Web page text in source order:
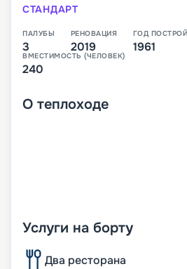
СТАНДАРТ
ПАЛУБЫ
3
РЕНОВАЦИЯ
2019
ГОД
1961
ВМЕСТИМОСТЬ (ЧЕЛОВЕК)
240
О теплоходе
Услуги на борту
Два ресторана